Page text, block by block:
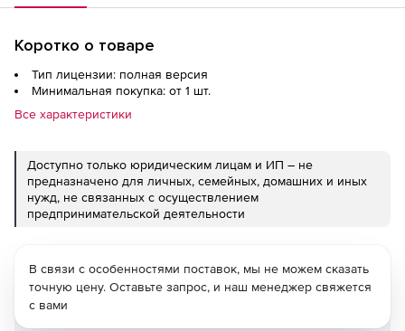
Коротко о товаре
Тип лицензии: полная версия
Минимальная покупка: от 1 шт.
Все характеристики
Доступно только юридическим лицам и ИП – не
предназначено для личных, семейных, домашних и иных
нужд, не связанных с осуществлением
предпринимательской деятельности
В связи с особенностями поставок, мы не можем сказать
точную цену. Оставьте запрос, и наш менеджер свяжется
с вами